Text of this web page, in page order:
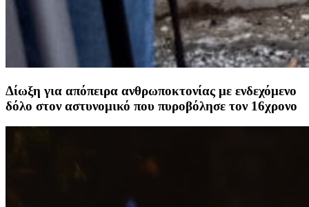
Δίωξη για απόπειρα ανθρωποκτονίας με ενδεχόμενο
δόλο στον αστυνομικό που πυροβόλησε τον 16χρονο